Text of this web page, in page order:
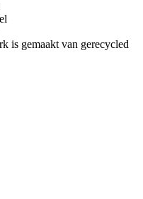
is gemaakt van gerecycled